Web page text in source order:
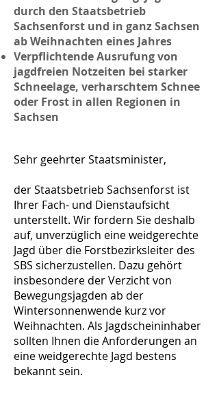
durch den Staatsbetrieb
Sachsenforst und in ganz Sachsen
ab Weihnachten eines Jahres
Verpflichtende Ausrufung von
jagdfreien Notzeiten bei starker
Schneelage, verharschtem Schnee
oder Frost in allen Regionen in
Sachsen
Sehr geehrter Staatsminister,
der Staatsbetrieb Sachsenforst ist
Ihrer Fach- und Dienstaufsicht
unterstellt. Wir fordern Sie deshalb
auf, unverzüglich eine weidgerechte
Jagd über die Forstbezirksleiter des
SBS sicherzustellen. Dazu gehört
insbesondere der Verzicht von
Bewegungsjagden ab der
Wintersonnenwende kurz vor
Weihnachten. Als Jagdscheininhaber
sollten Ihnen die Anforderungen an
eine weidgerechte Jagd bestens
bekannt sein.